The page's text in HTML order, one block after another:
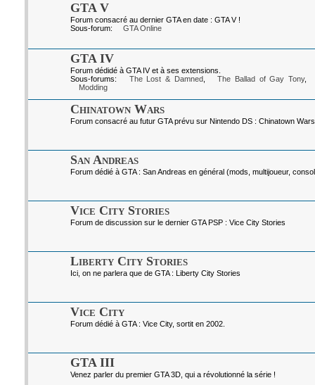
GTA V
Forum consacré au dernier GTA en date : GTA V !
Sous-forum:
GTA Online
GTA IV
Forum dédidé à GTA IV et à ses extensions.
Sous-forums:
The Lost & Damned, The Ballad of Gay Tony,
Modding
Chinatown Wars
Forum consacré au futur GTA prévu sur Nintendo DS : Chinatown Wars
San Andreas
Forum dédié à GTA : San Andreas en général (mods, multijoueur,
Vice City Stories
Forum de discussion sur le dernier GTA PSP : Vice City Stories
Liberty City Stories
Ici, on ne parlera que de GTA : Liberty City Stories
Vice City
Forum dédié à GTA : Vice City, sortit en 2002.
GTA III
Venez parler du premier GTA 3D, qui a révolutionné la série !